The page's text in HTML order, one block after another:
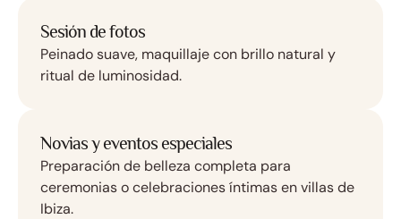
Sesión de fotos
Peinado suave, maquillaje con brillo natural y
ritual de luminosidad.
Novias y eventos especiales
Preparación de belleza completa para
ceremonias o celebraciones íntimas en villas de
Ibiza.